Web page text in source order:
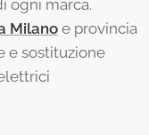
ogni marca.
Milanoe provincia
e sostituzione